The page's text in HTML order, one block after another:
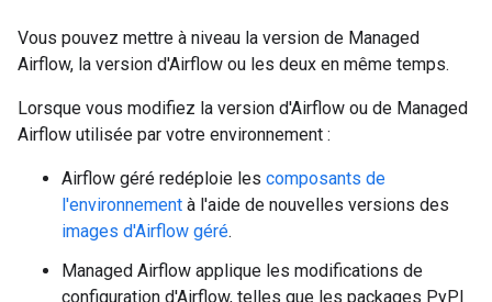
Vous pouvez mettre à niveau la version de Managed
Airflow, la version d'Airflow ou les deux en même temps.
Lorsque vous modifiez la version d'Airflow ou de Managed
Airflow utilisée par votre environnement :
Airflow géré redéploie les composants de
l'environnement à l'aide de nouvelles versions des
images d'Airflow géré.
Managed Airflow applique les modifications de
configuration d'Airflow, telles que les packages PyPI